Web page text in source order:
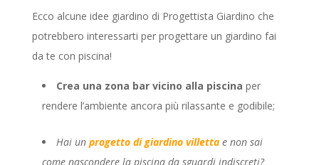
Ecco alcune idee giardino di Progettista Giardino che
potrebbero interessarti per progettare un giardino fai
da te con piscina!
Crea una zona bar vicino alla piscina per
rendere l’ambiente ancora più rilassante e godibile;
Hai un progetto di giardino villettae non sai
come nascondere la piscina da sguardi indiscreti?